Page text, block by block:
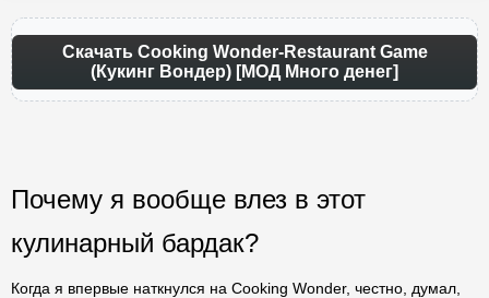
Скачать Cooking Wonder-Restaurant Game
(Кукинг Вондер) [МОД Много денег]
Почему я вообще влез в этот
кулинарный бардак?
Когда я впервые наткнулся на Cooking Wonder, честно, думал,